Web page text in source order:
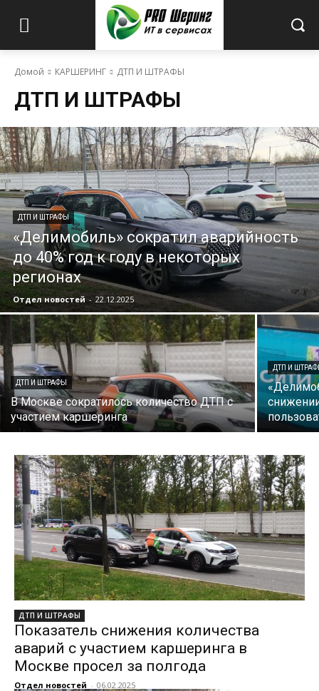
Домой КАРШЕРИНГ ДТП И ШТРАФЫ
ДТП И ШТРАФЫ
ДТП И ШТРАФЫ
«Делимобиль» сократил аварийность
до 40% год к году в некоторых
регионах
Отдел новостей - 22.12.2025
ДТП И ШТРАФЫ
В Москве сократилось количество ДТП с
участием каршеринга
ДТП И
ДТП И ШТРАФЫ
Показатель снижения количества
аварий с участием каршеринга в
Москве просел за полгода
Отдел новостей - 06.02.2025